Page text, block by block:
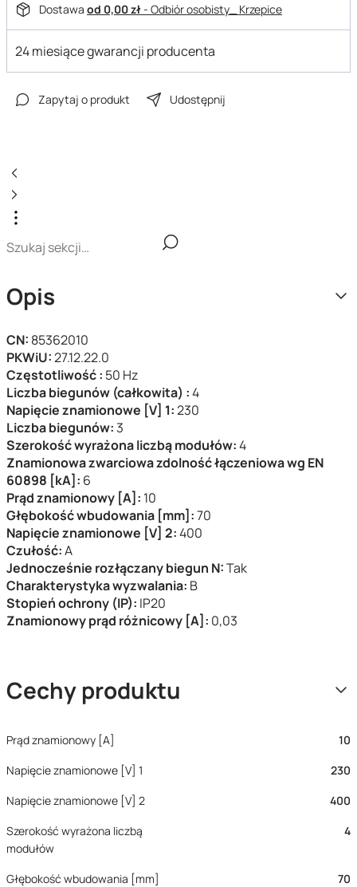
Dostawa od 0,00 zł- Odbiór osobisty_ Krzepice
24 miesiące gwarancji producenta
Zapytaj o produkt Udostępnij
Opis
CN: 85362010
PKWiU:27.12.22.0
Częstotliwość : 50 Hz
Liczba biegunów (całkowita) :4
Napięcie znamionowe [V] 1:230
Liczba biegunów: 3
Szerokość wyrażona liczbą modułów:4
Znamionowa zwarciowa zdolność łączeniowa wg EN
60898 [kA]: 6
Prąd znamionowy [A]: 10
Głębokość wbudowania [mm]:70
Napięcie znamionowe [V] 2:400
Czułość:A
Jednocześnie rozłączany biegun N:Tak
Charakterystyka wyzwalania: B
Stopień ochrony (IP): IP20
Znamionowy prąd różnicowy [A]: 0,03
Cechy produktu
Prąd znamionowy [A]
10
Napięcie znamionowe [V] 1
230
Napięcie znamionowe [V] 2
400
Szerokość wyrażona liczbą
modułów
4
Głębokość wbudowania [mm] 70